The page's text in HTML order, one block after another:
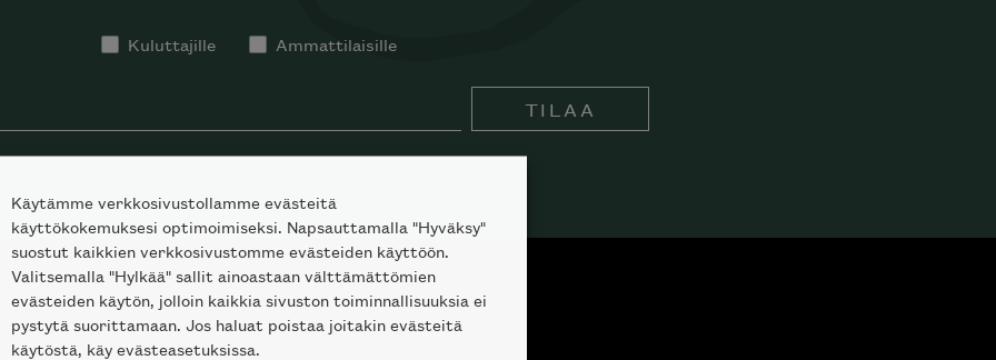
Kuluttajille Ammattilaisille
TILAA
Käytämme verkkosivustollamme evästeitä
käyttökokemuksesi optimoimiseksi. Napsauttamalla "Hyväksy"
suostut kaikkien verkkosivustomme evästeiden käyttöön.
Valitsemalla "Hylkää" sallit ainoastaan välttämättömien
evästeiden käytön, jolloin kaikkia sivuston toiminnallisuuksia ei
pystytä suorittamaan. Jos haluat poistaa joitakin evästeitä
käytöstä, käy evästeasetuksissa.